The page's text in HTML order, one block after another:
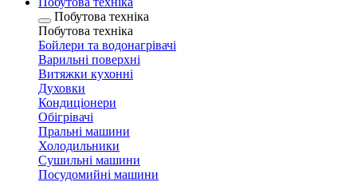
Побутова техніка
Побутова техніка
Бойлери та водонагрівачі
Варильні поверхні
Витяжки кухонні
Духовки
Кондиціонери
Обігрівачі
Пральні машини
Холодильники
Сушильні машини
Посудомийні машини